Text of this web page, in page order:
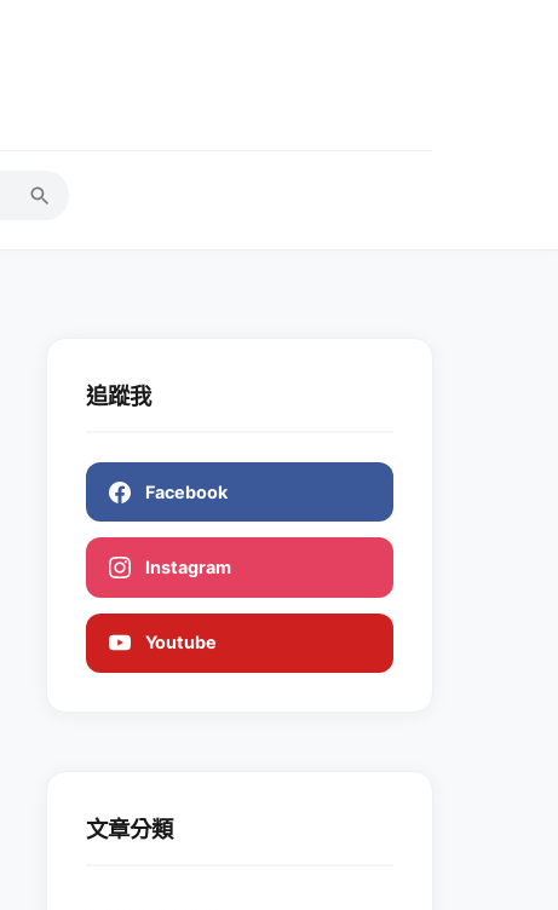
追蹤我
Facebook
Instagram
Youtube
文章分類